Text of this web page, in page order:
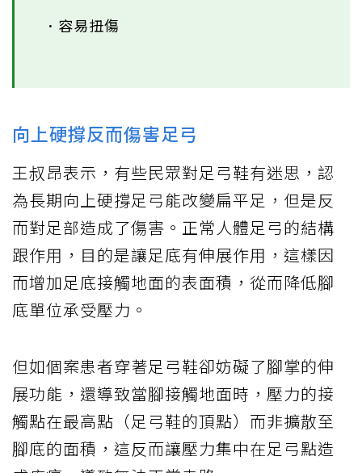
．容易扭傷
向上硬撐反而傷害足弓
王叔昂表示，有些民眾對足弓鞋有迷思，認
為長期向上硬撐足弓能改變扁平足，但是反
而對足部造成了傷害。正常人體足弓的結構
跟作用，目的是讓足底有伸展作用，這樣因
而增加足底接觸地面的表面積，從而降低腳
底單位承受壓力。
但如個案患者穿著足弓鞋卻妨礙了腳掌的伸
展功能，還導致當腳接觸地面時，壓力的接
觸點在最高點（足弓鞋的頂點）而非擴散至
腳底的面積，這反而讓壓力集中在足弓點造